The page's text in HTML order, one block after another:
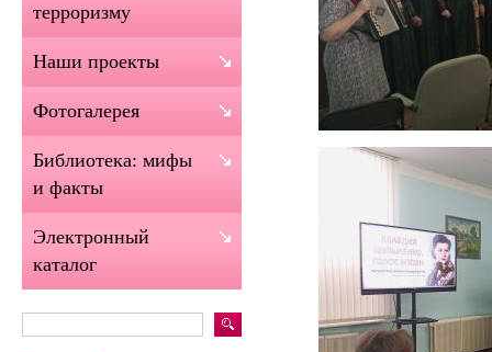
терроризму
Наши проекты
Фотогалерея
Библиотека: мифы
и факты
Электронный
каталог